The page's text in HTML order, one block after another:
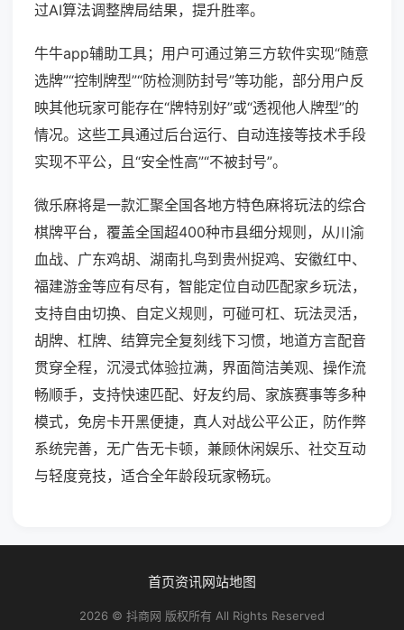
过AI算法调整牌局结果，提升胜率。
牛牛app辅助工具；用户可通过第三方软件实现“随意
选牌”“控制牌型”“防检测防封号”等功能，部分用户反
映其他玩家可能存在“牌特别好”或“透视他人牌型”的
情况。这些工具通过后台运行、自动连接等技术手段
实现不平公，且“安全性高”“不被封号”。
微乐麻将是一款汇聚全国各地方特色麻将玩法的综合
棋牌平台，覆盖全国超400种市县细分规则，从川渝
血战、广东鸡胡、湖南扎鸟到贵州捉鸡、安徽红中、
福建游金等应有尽有，智能定位自动匹配家乡玩法，
支持自由切换、自定义规则，可碰可杠、玩法灵活，
胡牌、杠牌、结算完全复刻线下习惯，地道方言配音
贯穿全程，沉浸式体验拉满，界面简洁美观、操作流
畅顺手，支持快速匹配、好友约局、家族赛事等多种
模式，免房卡开黑便捷，真人对战公平公正，防作弊
系统完善，无广告无卡顿，兼顾休闲娱乐、社交互动
与轻度竞技，适合全年龄段玩家畅玩。
首页资讯网站地图
2026 © 抖商网 版权所有 All Rights Reserved